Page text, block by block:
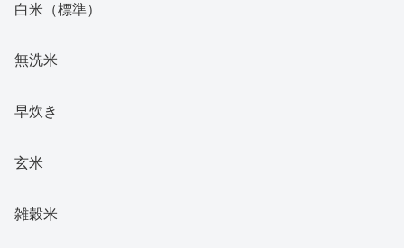
白米（標準）
無洗米
早炊き
玄米
雑穀米